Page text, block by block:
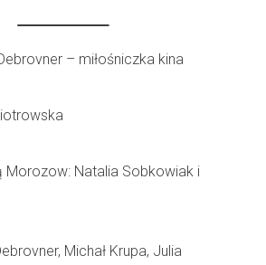
– miłośniczka kina
Morozow: Natalia Sobkowiak i
Michał Krupa, Julia